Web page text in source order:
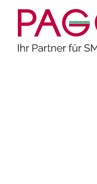
Zum
Inhalt
springen